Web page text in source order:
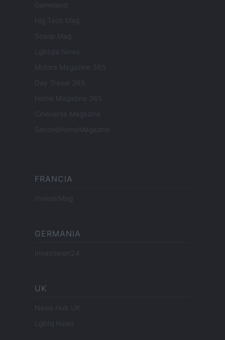
Gameland
Hig Tech Mag
Scoop Mag
Lgbtqia News
Motors Magazine 365
Day Travel 365
Home Magazine 365
Cineverse Magazine
SecondHomeMagazine
FRANCIA
InvestirMag
GERMANIA
Investieren24
UK
News Hub UK
Lgbtq News